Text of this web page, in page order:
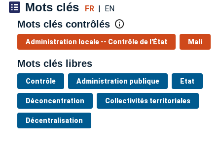
Mots clés FR | EN
Mots clés contrôlés
Administration locale -- Contrôle de l'État Mali
Mots clés libres
Contrôle Administration publique Etat
Déconcentration Collectivités territoriales
Décentralisation